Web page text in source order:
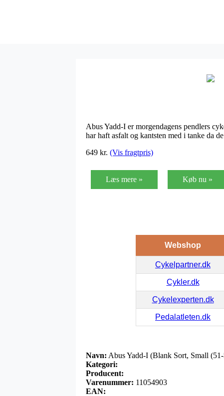
Abus Yadd-I er morgendagens pendlers
har haft asfalt og kantsten med i tanke da
649 kr. (Vis fragtpris)
Læs mere » Køb nu »
Webshop
Cykelpartner.dk
Cykler.dk
Cykelexperten.dk
Pedalatleten.dk
Navn: Abus Yadd-I (Blank Sort, Small
Kategori:
Producent:
Varenummer: 11054903
EAN: